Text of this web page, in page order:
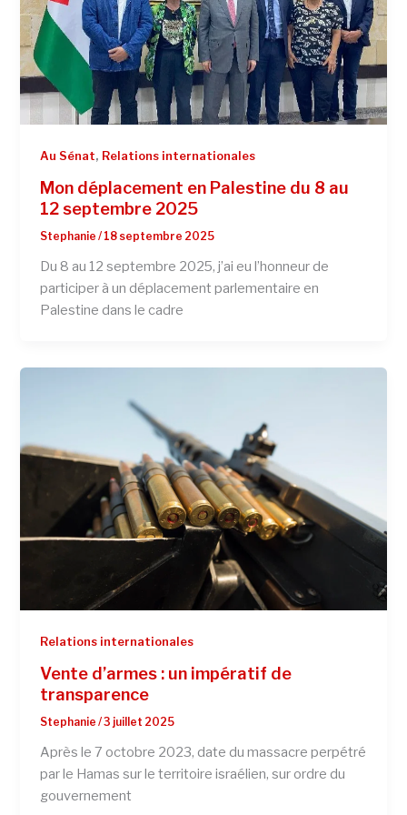
Au Sénat, Relations internationales
Mon déplacement en Palestine du 8 au
12 septembre 2025
Stephanie/18 septembre 2025
Du 8 au 12 septembre 2025, j’ai eu l’honneur de
participer à un déplacement parlementaire en
Palestine dans le cadre
Relations internationales
Vente d’armes : un impératif de
transparence
Stephanie/3 juillet 2025
Après le 7 octobre 2023, date du massacre perpétré
par le Hamas sur le territoire israélien, sur ordre du
gouvernement